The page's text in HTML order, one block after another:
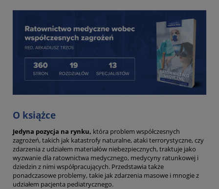
O książce
Jedyna pozycja na rynku, która problem współczesnych
zagrożeń, takich jak katastrofy naturalne, ataki terrorystyczne, czy
zdarzenia z udziałem materiałów niebezpiecznych, traktuje jako
wyzwanie dla ratownictwa medycznego, medycyny ratunkowej i
dziedzin z nimi współpracujących. Przedstawia także
ponadczasowe problemy, takie jak zdarzenia masowe i mnogie z
udziałem pacjenta pediatrycznego.